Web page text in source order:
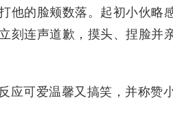
他的脸颊数落。起初小伙略
刻连声道歉，摸头、捏脸并
应可爱温馨又搞笑，并称赞小